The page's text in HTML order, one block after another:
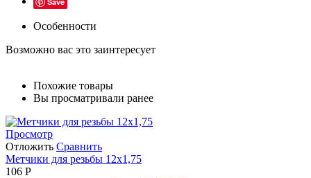
Особенности
Возможно вас это заинтересует
Похожие товары
Вы просматривали ранее
Просмотр
Отложить Сравнить
Метчики для резьбы 12х1,75
106 Р